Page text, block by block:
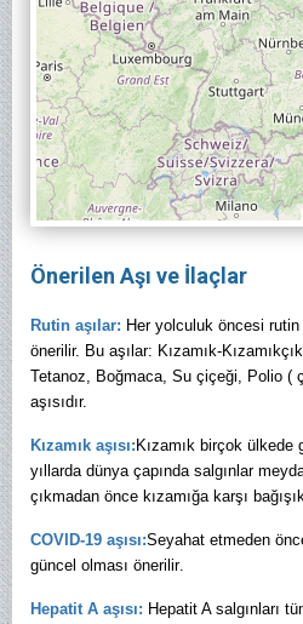
Önerilen Aşı ve İlaçlar
Rutin aşılar: Her yolculuk öncesi rutin
önerilir. Bu aşılar: Kızamık-
Tetanoz, Boğmaca, Su çiçeği, Polio (
aşısıdır.
Kızamık aşısı: Kızamık birçok
yıllarda dünya çapında salgınlar
çıkmadan önce kızamığa karşı
COVID-19 aşısı:Seyahat etmeden
güncel olması önerilir.
Hepatit A aşısı: Hepatit A salgınları